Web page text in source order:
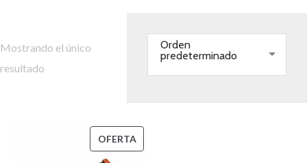
Mostrando el único
resultado
Orden
predeterminado
OFERTAPRODUCTO